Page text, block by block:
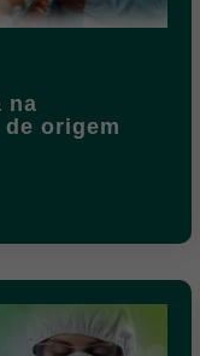
na
origem